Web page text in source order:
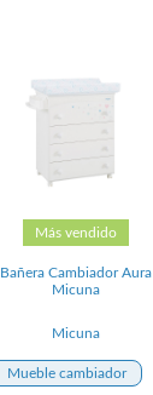
Más vendido
Bañera Cambiador Aura
Micuna
Micuna
Mueble cambiador